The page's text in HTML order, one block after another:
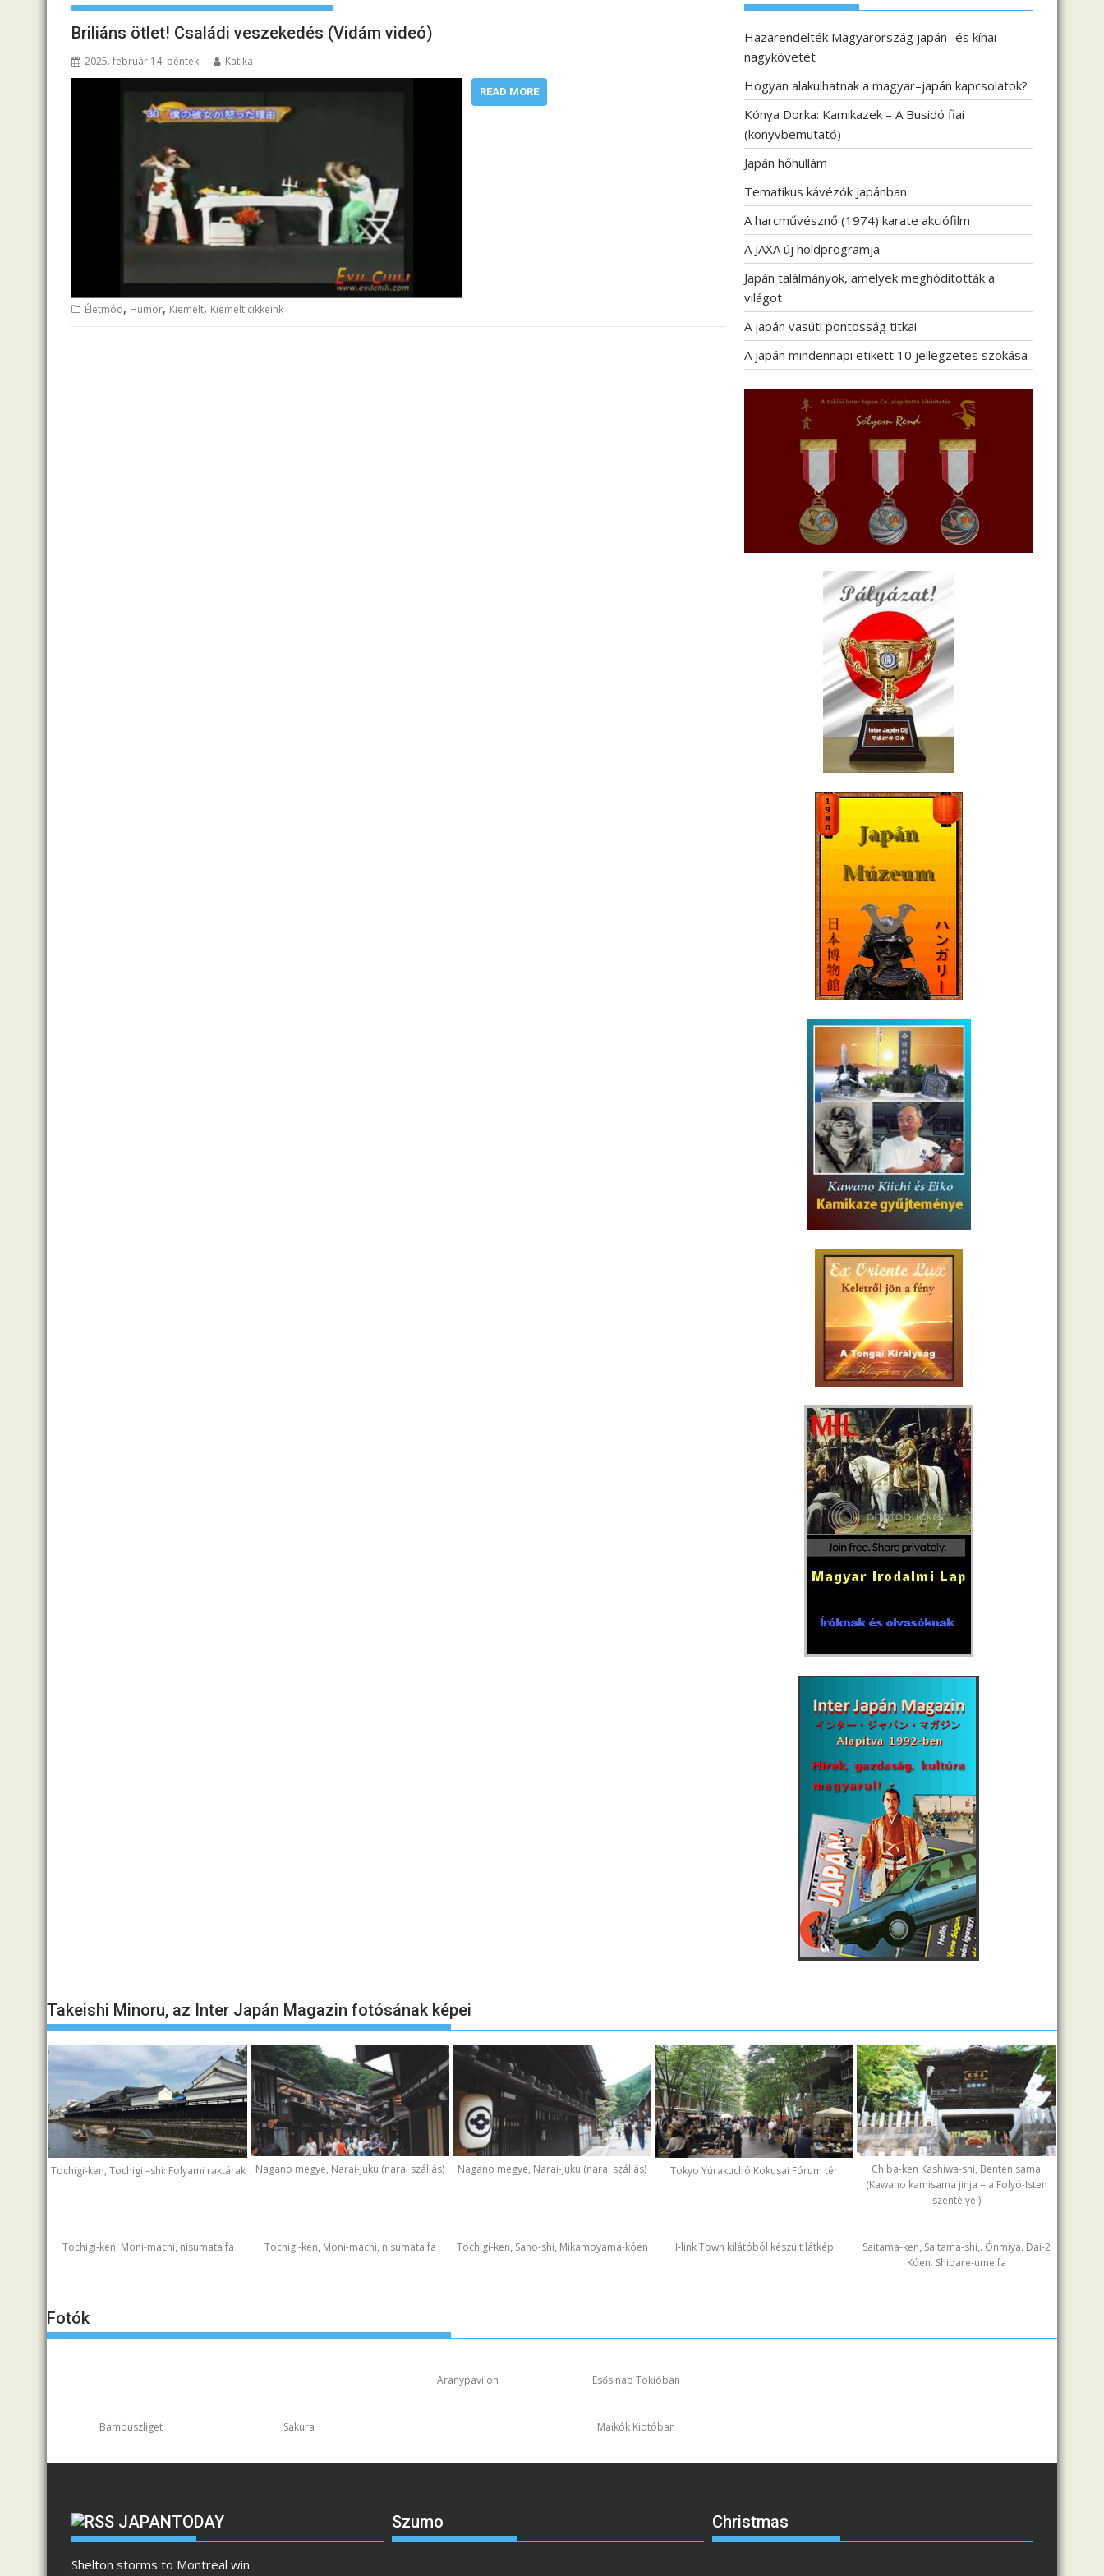
Briliáns ötlet! Családi veszekedés (Vidám videó)
2025. február 14. péntek Katika
READ MORE
Életmód, Humor, Kiemelt, Kiemelt cikkeink
Hazarendelték Magyarország japán- és kínai
nagykövetét
Hogyan alakulhatnak a magyar–japán kapcsolatok?
Kónya Dorka: Kamikazek – A Busidó fiai
(könyvbemutató)
Japán hőhullám
Tematikus kávézók Japánban
A harcművésznő (1974) karate akciófilm
A JAXA új holdprogramja
Japán találmányok, amelyek meghódították a
világot
A japán vasúti pontosság titkai
A japán mindennapi etikett 10 jellegzetes szokása
Takeishi Minoru, az Inter Japán Magazin fotósának képei
Tochigi-ken, Tochigi –shi: Folyami raktárak Nagano megye, Narai-juku (narai szállás) Nagano megye, Narai-juku (narai szállás) Tokyo Yúrakuchó Kokusai Fórum tér
Chiba-ken Kashiwa-shi, Benten sama
(Kawano kamisama jinja = a Folyó-Isten
szentélye.)
Tochigi-ken, Moni-machi, nisumata fa Tochigi-ken, Moni-machi, nisumata fa Tochigi-ken, Sano-shi, Mikamoyama-kóen I-link Town kilátóból készült látkép
Saitama-ken, Saitama-shi,. Ónmiya. Dai-2
Kóen. Shidare-ume fa
Fotók
Aranypavilon Esős nap Tokióban
Bambuszliget Sakura Maikók Kiotóban
JAPANTODAY
Shelton storms to Montreal win
Szumo Christmas